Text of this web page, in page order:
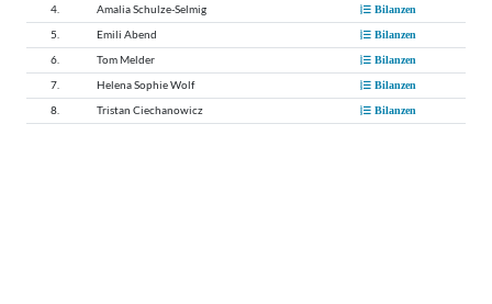
4. Amalia Schulze-Selmig Bilanzen
5. Emili Abend Bilanzen
6. Tom Melder Bilanzen
7. Helena Sophie Wolf Bilanzen
8. Tristan Ciechanowicz Bilanzen